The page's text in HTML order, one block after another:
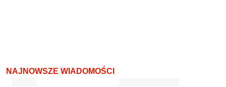
NAJNOWSZE WIADOMOŚCI